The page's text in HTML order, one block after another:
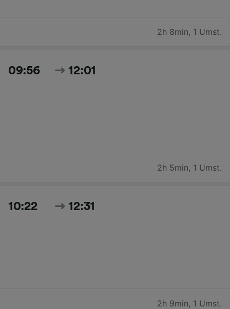
2h 8min, 1 Umst.
09:56 12:01
2h 5min, 1 Umst.
10:22 12:31
2h 9min, 1 Umst.